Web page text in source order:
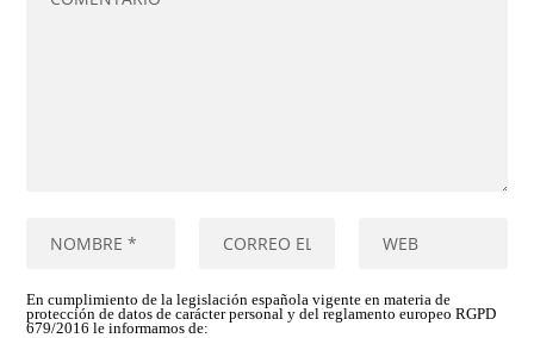
En cumplimiento de la legislación española vigente en materia de
protección de datos de carácter personal y del reglamento europeo RGPD
679/2016 le informamos de: